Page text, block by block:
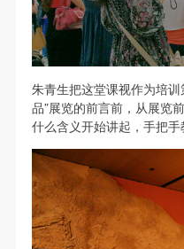
朱青生把这堂课视作为培
品”展览的前言前，从展览
什么含义开始讲起，手把手
励参加者自行购买人身
故，活动中任何非事故
事故的任何责任，但有
成员应当积极主动的组
身不承担任何法律责任
的人身安全不负有民事
第五条
参加活动者在此次活动
序、维护美术馆场地及
衍生品的安全。活动中
励参加者自行购买人身
故，活动中任何非事故
事故的任何责任，但有
成员应当积极主动的组
身不承担任何法律责任
的人身安全不负有民事
第五条
参加活动者在此次活动
序、维护美术馆场地及
衍生品的安全。活动中
励参加者自行购买人身
故，活动中任何非事故
事故的任何责任，但有
成员应当积极主动的组
身不承担任何法律责任
的人身安全不负有民事
第五条
参加活动者在此次活动
序、维护美术馆场地及
衍生品的安全。活动中